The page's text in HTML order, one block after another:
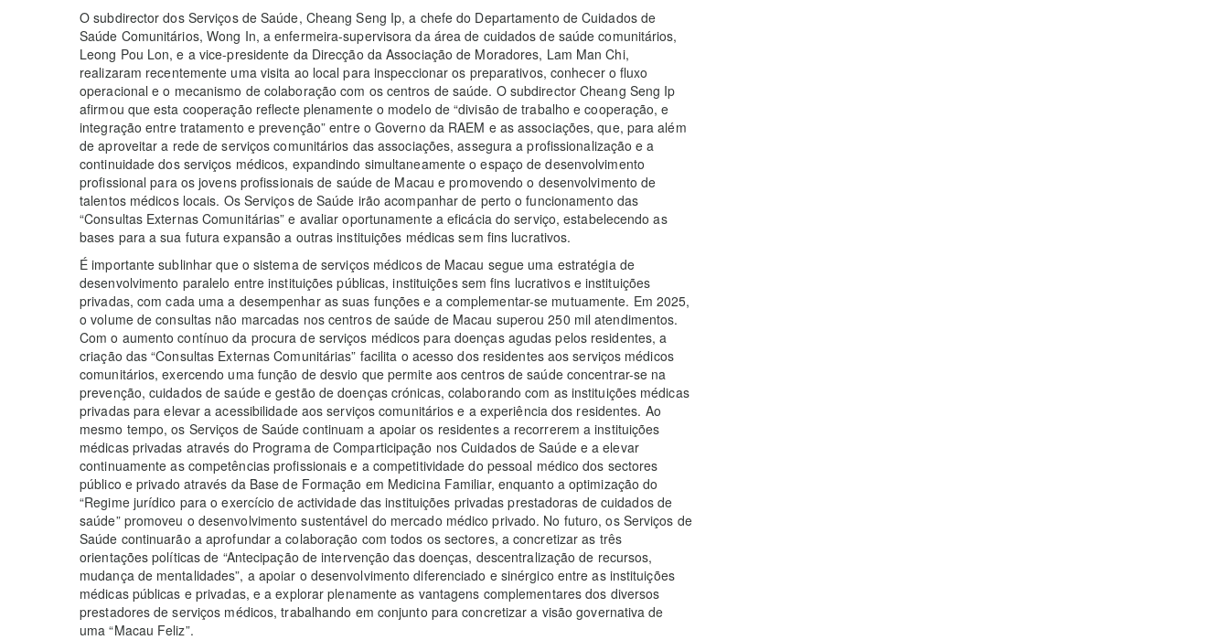
O subdirector dos Serviços de Saúde, Cheang Seng Ip, a chefe do Departamento de Cuidados de
Saúde Comunitários, Wong In, a enfermeira-supervisora da área de cuidados de saúde comunitários,
Leong Pou Lon, e a vice-presidente da Direcção da Associação de Moradores, Lam Man Chi,
realizaram recentemente uma visita ao local para inspeccionar os preparativos, conhecer o fluxo
operacional e o mecanismo de colaboração com os centros de saúde. O subdirector Cheang Seng Ip
afirmou que esta cooperação reflecte plenamente o modelo de “divisão de trabalho e cooperação, e
integração entre tratamento e prevenção” entre o Governo da RAEM e as associações, que, para além
de aproveitar a rede de serviços comunitários das associações, assegura a profissionalização e a
continuidade dos serviços médicos, expandindo simultaneamente o espaço de desenvolvimento
profissional para os jovens profissionais de saúde de Macau e promovendo o desenvolvimento de
talentos médicos locais. Os Serviços de Saúde irão acompanhar de perto o funcionamento das
“Consultas Externas Comunitárias” e avaliar oportunamente a eficácia do serviço, estabelecendo as
bases para a sua futura expansão a outras instituições médicas sem fins lucrativos.
É importante sublinhar que o sistema de serviços médicos de Macau segue uma estratégia de
desenvolvimento paralelo entre instituições públicas, instituições sem fins lucrativos e instituições
privadas, com cada uma a desempenhar as suas funções e a complementar-se mutuamente. Em 2025,
o volume de consultas não marcadas nos centros de saúde de Macau superou 250 mil atendimentos.
Com o aumento contínuo da procura de serviços médicos para doenças agudas pelos residentes, a
criação das “Consultas Externas Comunitárias” facilita o acesso dos residentes aos serviços médicos
comunitários, exercendo uma função de desvio que permite aos centros de saúde concentrar-se na
prevenção, cuidados de saúde e gestão de doenças crónicas, colaborando com as instituições médicas
privadas para elevar a acessibilidade aos serviços comunitários e a experiência dos residentes. Ao
mesmo tempo, os Serviços de Saúde continuam a apoiar os residentes a recorrerem a instituições
médicas privadas através do Programa de Comparticipação nos Cuidados de Saúde e a elevar
continuamente as competências profissionais e a competitividade do pessoal médico dos sectores
público e privado através da Base de Formação em Medicina Familiar, enquanto a optimização do
“Regime jurídico para o exercício de actividade das instituições privadas prestadoras de cuidados de
saúde” promoveu o desenvolvimento sustentável do mercado médico privado. No futuro, os Serviços de
Saúde continuarão a aprofundar a colaboração com todos os sectores, a concretizar as três
orientações políticas de “Antecipação de intervenção das doenças, descentralização de recursos,
mudança de mentalidades”, a apoiar o desenvolvimento diferenciado e sinérgico entre as instituições
médicas públicas e privadas, e a explorar plenamente as vantagens complementares dos diversos
prestadores de serviços médicos, trabalhando em conjunto para concretizar a visão governativa de
uma “Macau Feliz”.